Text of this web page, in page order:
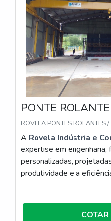
para os clientes com
PONTE
ROVELA PONTES ROLANTES /
A Rovela Indústria e
expertise em engenharia,
personalizadas,
produtividade e a
configurações apoiadas,